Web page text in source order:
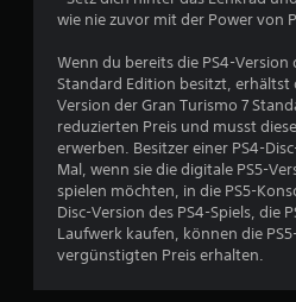
b
r
o
h
n
e
C
o
n
t
a
u
s
i
e
r
t
D
u
k
a
n
n
wie nie zuvor mit der Power von
Wenn du bereits die PS4-Version
Standard Edition besitzt, erhältst
Version der Gran Turismo 7
reduzierten Preis und musst
erwerben. Besitzer einer PS4-
Mal, wenn sie die digitale PS5-
spielen möchten, in die PS5-
Disc-Version des PS4-Spiels, die
Laufwerk kaufen, können die
vergünstigten Preis erhalten.